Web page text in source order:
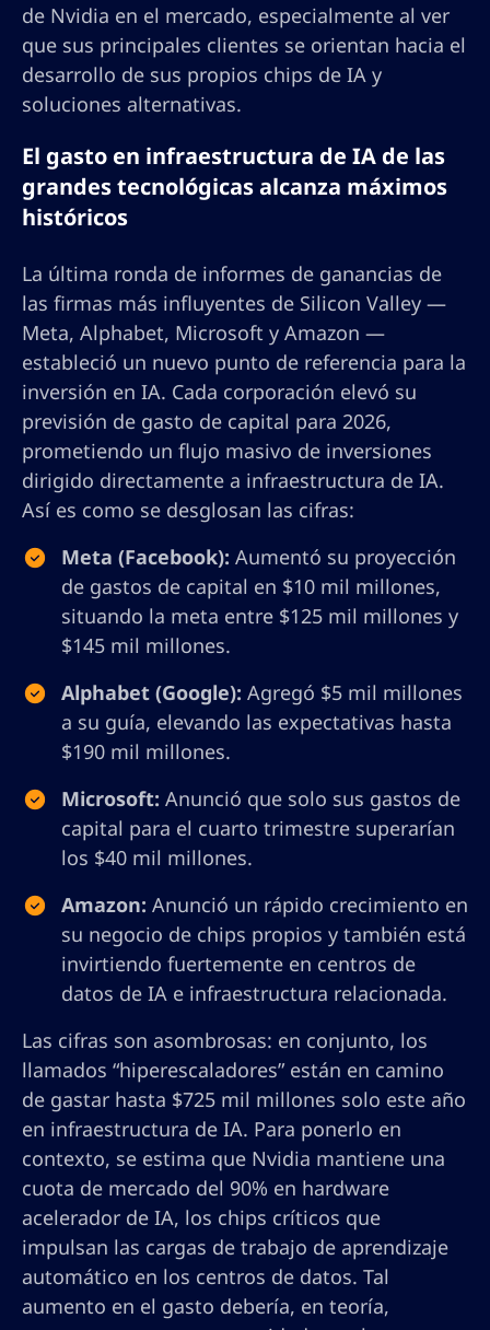
de Nvidia en el mercado, especialmente al ver
que sus principales clientes se orientan hacia el
desarrollo de sus propios chips de IA y
soluciones alternativas.
El gasto en infraestructura de IA de las
grandes tecnológicas alcanza máximos
históricos
La última ronda de informes de ganancias de
las firmas más influyentes de Silicon Valley —
Meta, Alphabet, Microsoft y Amazon —
estableció un nuevo punto de referencia para la
inversión en IA. Cada corporación elevó su
previsión de gasto de capital para 2026,
prometiendo un flujo masivo de inversiones
dirigido directamente a infraestructura de IA.
Así es como se desglosan las cifras:
Meta (Facebook): Aumentó su proyección
de gastos de capital en $10 mil millones,
situando la meta entre $125 mil millones y
$145 mil millones.
Alphabet (Google): Agregó $5 mil millones
a su guía, elevando las expectativas hasta
$190 mil millones.
Microsoft: Anunció que solo sus gastos de
capital para el cuarto trimestre superarían
los $40 mil millones.
Amazon: Anunció un rápido crecimiento en
su negocio de chips propios y también está
invirtiendo fuertemente en centros de
datos de IA e infraestructura relacionada.
Las cifras son asombrosas: en conjunto, los
llamados “hiperescaladores” están en camino
de gastar hasta $725 mil millones solo este año
en infraestructura de IA. Para ponerlo en
contexto, se estima que Nvidia mantiene una
cuota de mercado del 90% en hardware
acelerador de IA, los chips críticos que
impulsan las cargas de trabajo de aprendizaje
automático en los centros de datos. Tal
aumento en el gasto debería, en teoría,